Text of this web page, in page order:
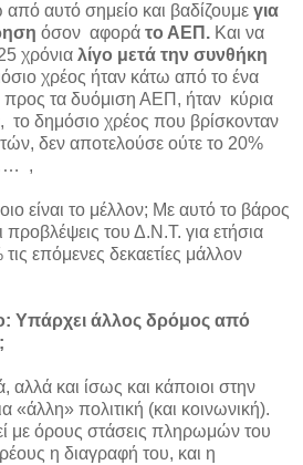
αυτό σημείο και βαδίζουμε για
όσον αφορά το ΑΕΠ. Και να
χρόνια λίγο μετά την συνθήκη
χρέος ήταν κάτω από το ένα
τα δυόμιση ΑΕΠ, ήταν κύρια
το δημόσιο χρέος που βρίσκονταν
δεν αποτελούσε ούτε το 20%
,
είναι το μέλλον; Με αυτό το βάρος
του Δ.Ν.Τ. για ετήσια
επόμενες δεκαετίες μάλλον
Υπάρχει άλλος δρόμος από
αλλά και ίσως και κάποιοι στην
«άλλη» πολιτική (και κοινωνική).
με όρους στάσεις πληρωμών του
η διαγραφή του, και η